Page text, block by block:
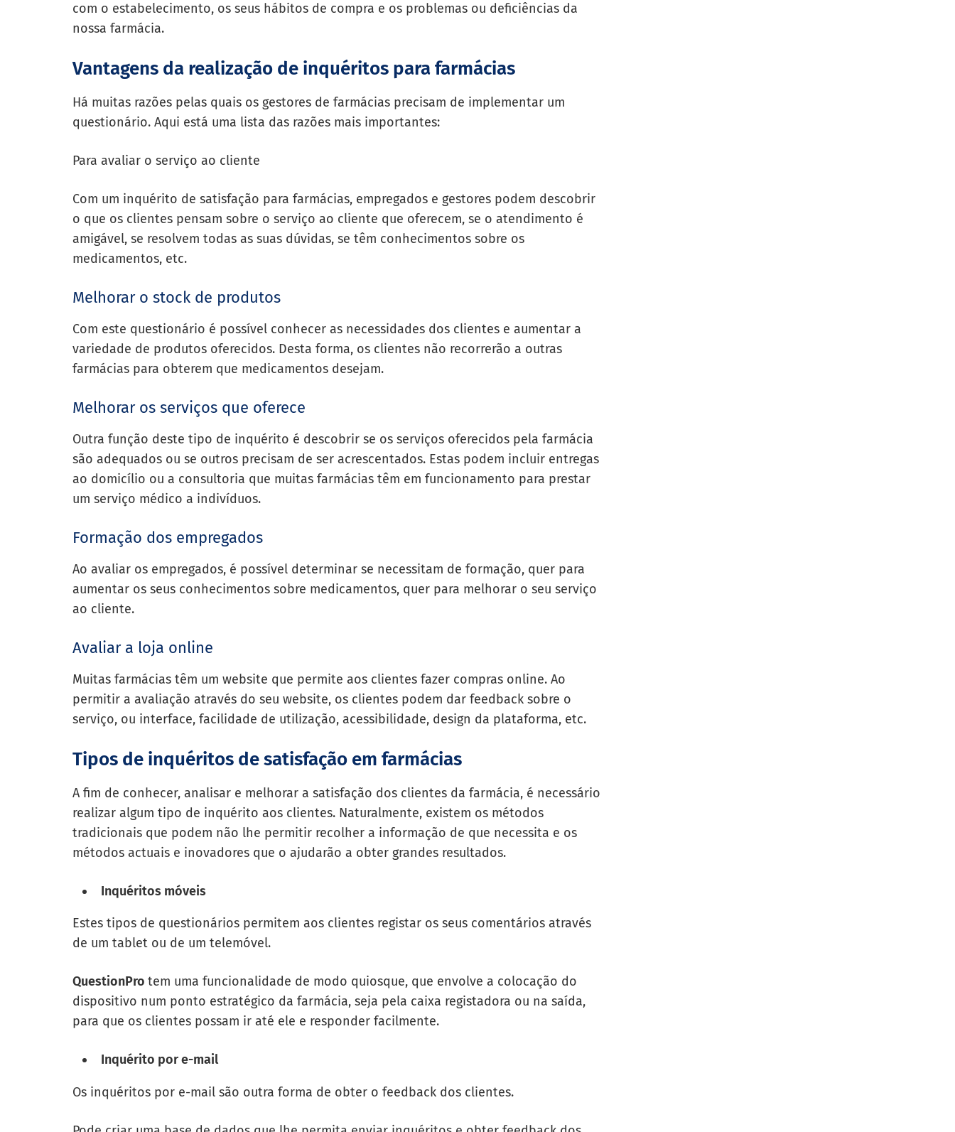
com o estabelecimento, os seus hábitos de compra e os problemas ou deficiências da
nossa farmácia.
Vantagens da realização de inquéritos para farmácias
Há muitas razões pelas quais os gestores de farmácias precisam de implementar um
questionário. Aqui está uma lista das razões mais importantes:
Para avaliar o serviço ao cliente
Com um inquérito de satisfação para farmácias, empregados e gestores podem descobrir
o que os clientes pensam sobre o serviço ao cliente que oferecem, se o atendimento é
amigável, se resolvem todas as suas dúvidas, se têm conhecimentos sobre os
medicamentos, etc.
Melhorar o stock de produtos
Com este questionário é possível conhecer as necessidades dos clientes e aumentar a
variedade de produtos oferecidos. Desta forma, os clientes não recorrerão a outras
farmácias para obterem que medicamentos desejam.
Melhorar os serviços que oferece
Outra função deste tipo de inquérito é descobrir se os serviços oferecidos pela farmácia
são adequados ou se outros precisam de ser acrescentados. Estas podem incluir entregas
ao domicílio ou a consultoria que muitas farmácias têm em funcionamento para prestar
um serviço médico a indivíduos.
Formação dos empregados
Ao avaliar os empregados, é possível determinar se necessitam de formação, quer para
aumentar os seus conhecimentos sobre medicamentos, quer para melhorar o seu serviço
ao cliente.
Avaliar a loja online
Muitas farmácias têm um website que permite aos clientes fazer compras online. Ao
permitir a avaliação através do seu website, os clientes podem dar feedback sobre o
serviço, ou interface, facilidade de utilização, acessibilidade, design da plataforma, etc.
Tipos de inquéritos de satisfação em farmácias
A fim de conhecer, analisar e melhorar a satisfação dos clientes da farmácia, é necessário
realizar algum tipo de inquérito aos clientes. Naturalmente, existem os métodos
tradicionais que podem não lhe permitir recolher a informação de que necessita e os
métodos actuais e inovadores que o ajudarão a obter grandes resultados.
Inquéritos móveis
Estes tipos de questionários permitem aos clientes registar os seus comentários através
de um tablet ou de um telemóvel.
QuestionPro tem uma funcionalidade de modo quiosque, que envolve a colocação do
dispositivo num ponto estratégico da farmácia, seja pela caixa registadora ou na saída,
para que os clientes possam ir até ele e responder facilmente.
Inquérito por e-mail
Os inquéritos por e-mail são outra forma de obter o feedback dos clientes.